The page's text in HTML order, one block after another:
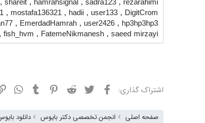
DigitCrom
,
user133
,
hadii
,
mostafa136321
,
hp3hp3hp3
,
user2426
,
EmerdadHamrah
,
saeed mirzayi
,
FatemeNikmanesh
,
fish_hvm
,
اشتراک گذاری: فیسبوکتوییتر ردیت پینترستتامبلر
صفحه اصلی انجمن تخصصی دکتر بایوس دانلود